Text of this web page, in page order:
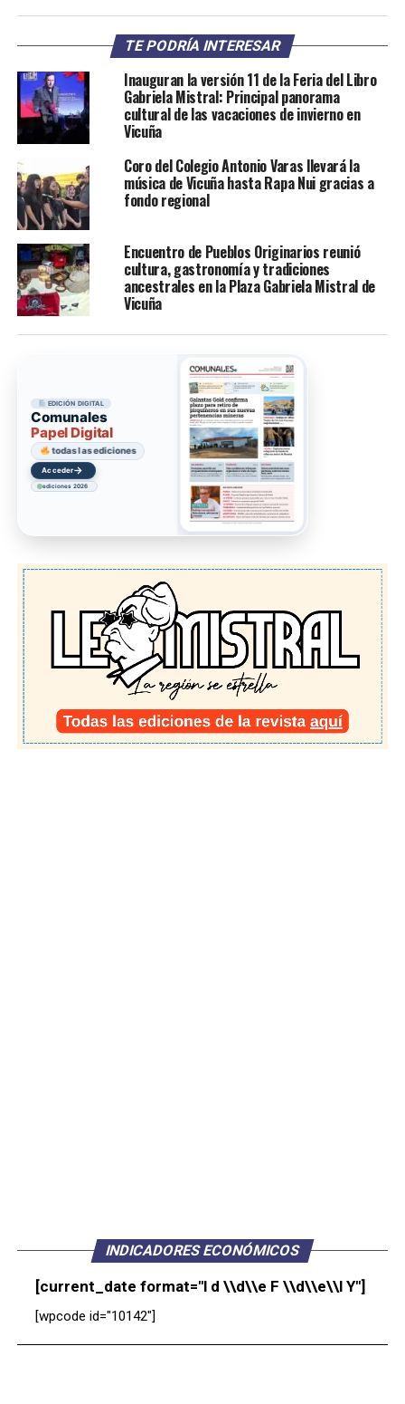
TE PODRÍA INTERESAR
Inauguran la versión 11 de la Feria del Libro
Gabriela Mistral: Principal panorama
cultural de las vacaciones de invierno en
Vicuña
Coro del Colegio Antonio Varas llevará la
música de Vicuña hasta Rapa Nui gracias a
fondo regional
Encuentro de Pueblos Originarios reunió
cultura, gastronomía y tradiciones
ancestrales en la Plaza Gabriela Mistral de
Vicuña
EDICIÓN DIGITAL
Comunales
Papel Digital
todas las ediciones
Acceder→
ediciones 2026
INDICADORES ECONÓMICOS
[current_date format="l d \\d\\e F \\d\\e\\l Y"]
[wpcode id="10142"]